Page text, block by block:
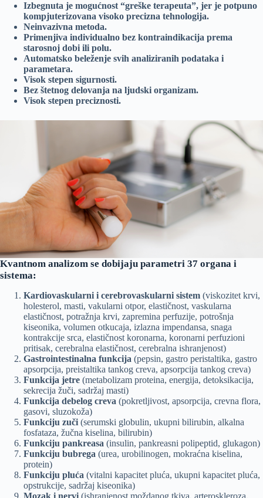
Izbegnuta je mogućnost “greške terapeuta”, jer je potpuno
kompjuterizovana visoko precizna tehnologija.
Neinvazivna metoda.
Primenjiva individualno bez kontraindikacija prema
starosnoj dobi ili polu.
Automatsko beleženje svih analiziranih podataka i
parametara.
Visok stepen sigurnosti.
Bez štetnog delovanja na ljudski organizam.
Visok stepen preciznosti.
Kvantnom analizom se dobijaju parametri 37 organa i
sistema:
Kardiovaskularni i cerebrovaskularni sistem (viskozitet krvi,
holesterol, masti, vakularni otpor, elastičnost, vaskularna
elastičnost, potražnja krvi, zapremina perfuzije, potrošnja
kiseonika, volumen otkucaja, izlazna impendansa, snaga
kontrakcije srca, elastičnost koronarna, koronarni perfuzioni
pritisak, cerebralna elastičnost, cerebralna ishranjenost)
Gastrointestinalna funkcija (pepsin, gastro peristaltika, gastro
apsorpcija, preistaltika tankog creva, apsorpcija tankog creva)
Funkcija jetre (metabolizam proteina, energija, detoksikacija,
sekrecija žuči, sadržaj masti)
Funkcija debelog creva (pokretljivost, apsorpcija, crevna flora,
gasovi, sluzokoža)
Funkciju zuči (serumski globulin, ukupni bilirubin, alkalna
fosfataza, žučna kiselina, bilirubin)
Funkciju pankreasa (insulin, pankreasni polipeptid, glukagon)
Funkciju bubrega (urea, urobilinogen, mokraćna kiselina,
protein)
Funkciju pluća (vitalni kapacitet pluća, ukupni kapacitet pluća,
opstrukcije, sadržaj kiseonika)
Mozak i nervi (ishranjenost moždanog tkiva, arteroskleroza,